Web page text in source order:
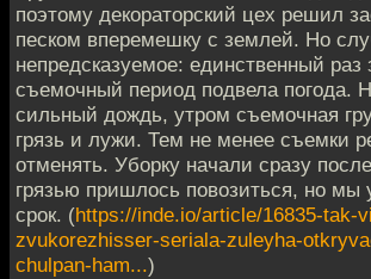
поэтому декораторский цех решил
песком вперемешку с землей. Но
непредсказуемое: единственный раз
съемочный период подвела погода.
сильный дождь, утром съемочная
грязь и лужи. Тем не менее съемки
отменять. Уборку начали сразу
грязью пришлось повозиться, но мы
срок. (https://inde.io/article/16835-tak-
zvukorezhisser-seriala-zuleyha-
chulpan-ham...)